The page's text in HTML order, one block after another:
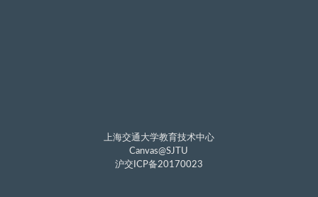
上海交通大学教育技术中心
Canvas@SJTU
沪交ICP备20170023